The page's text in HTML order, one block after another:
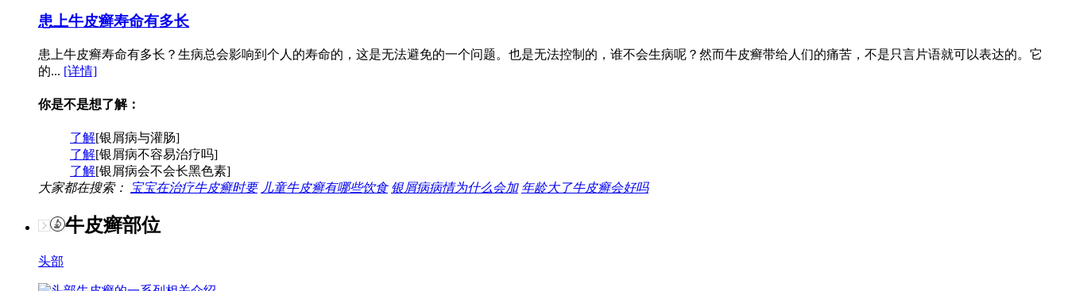
患上牛皮癣寿命有多长
患上牛皮癣寿命有多长？生病总会影响到个人的寿命的，这是无法避免的一个问题。也是无法控制的，谁不会生病呢？然而牛皮癣带给人们的痛苦，不是只言片语就可以表达的。它
的... [详情]
你是不是想了解：
了解[银屑病与灌肠]
了解[银屑病不容易治疗吗]
了解[银屑病会不会长黑色素]
大家都在搜索：
宝宝在治疗牛皮癣时要 儿童牛皮癣有哪些饮食 银屑病病情为什么会加 年龄大了牛皮癣会好吗
牛皮癣部位
头部